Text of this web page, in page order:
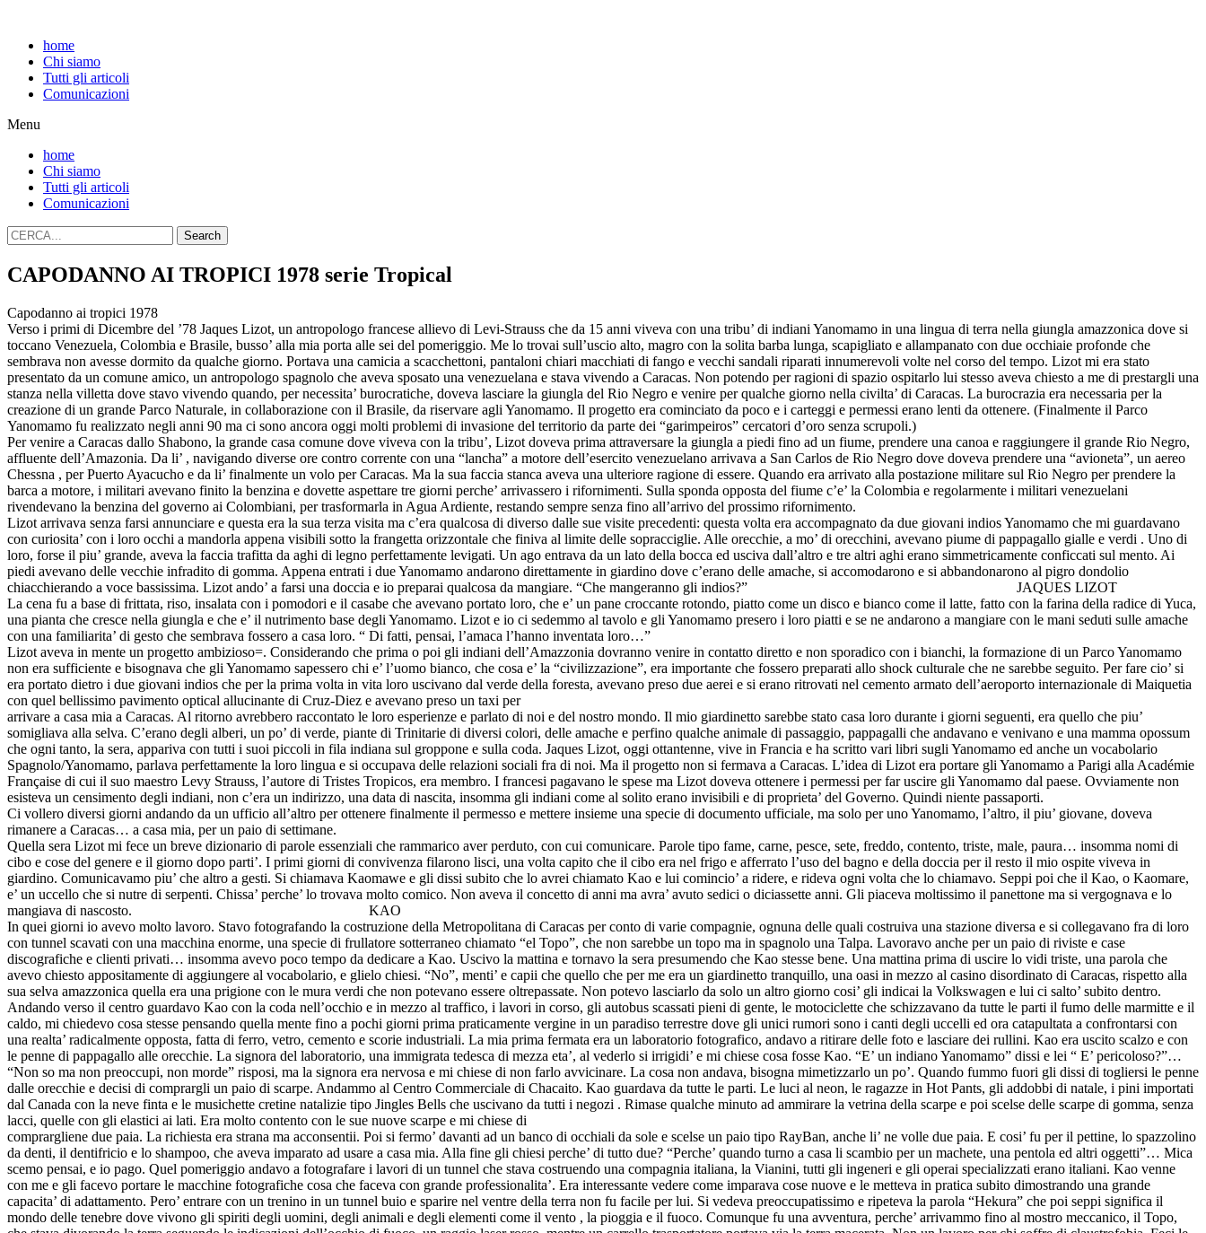
home
Chi siamo
Tutti gli articoli
Comunicazioni
Menu
home
Chi siamo
Tutti gli articoli
Comunicazioni
Search
CAPODANNO AI TROPICI 1978 serie Tropical
Capodanno ai tropici 1978
Verso i primi di Dicembre del ’78 Jaques Lizot, un antropologo francese allievo di Levi-Strauss che da 15 anni viveva con una tribu’ di indiani Yanomamo in una lingua di terra nella giungla amazzonica dove si
toccano Venezuela, Colombia e Brasile, busso’ alla mia porta alle sei del pomeriggio. Me lo trovai sull’uscio alto, magro con la solita barba lunga, scapigliato e allampanato con due occhiaie profonde che
sembrava non avesse dormito da qualche giorno. Portava una camicia a scacchettoni, pantaloni chiari macchiati di fango e vecchi sandali riparati innumerevoli volte nel corso del tempo. Lizot mi era stato
presentato da un comune amico, un antropologo spagnolo che aveva sposato una venezuelana e stava vivendo a Caracas. Non potendo per ragioni di spazio ospitarlo lui stesso aveva chiesto a me di prestargli una
stanza nella villetta dove stavo vivendo quando, per necessita’ burocratiche, doveva lasciare la giungla del Rio Negro e venire per qualche giorno nella civilta’ di Caracas. La burocrazia era necessaria per la
creazione di un grande Parco Naturale, in collaborazione con il Brasile, da riservare agli Yanomamo. Il progetto era cominciato da poco e i carteggi e permessi erano lenti da ottenere. (Finalmente il Parco
Yanomamo fu realizzato negli anni 90 ma ci sono ancora oggi molti problemi di invasione del territorio da parte dei “garimpeiros” cercatori d’oro senza scrupoli.)
Per venire a Caracas dallo Shabono, la grande casa comune dove viveva con la tribu’, Lizot doveva prima attraversare la giungla a piedi fino ad un fiume, prendere una canoa e raggiungere il grande Rio Negro,
affluente dell’Amazonia. Da li’ , navigando diverse ore contro corrente con una “lancha” a motore dell’esercito venezuelano arrivava a San Carlos de Rio Negro dove doveva prendere una “avioneta”, un aereo
Chessna , per Puerto Ayacucho e da li’ finalmente un volo per Caracas. Ma la sua faccia stanca aveva una ulteriore ragione di essere. Quando era arrivato alla postazione militare sul Rio Negro per prendere la
barca a motore, i militari avevano finito la benzina e dovette aspettare tre giorni perche’ arrivassero i rifornimenti. Sulla sponda opposta del fiume c’e’ la Colombia e regolarmente i militari venezuelani
rivendevano la benzina del governo ai Colombiani, per trasformarla in Agua Ardiente, restando sempre senza fino all’arrivo del prossimo rifornimento.
Lizot arrivava senza farsi annunciare e questa era la sua terza visita ma c’era qualcosa di diverso dalle sue visite precedenti: questa volta era accompagnato da due giovani indios Yanomamo che mi guardavano
con curiosita’ con i loro occhi a mandorla appena visibili sotto la frangetta orizzontale che finiva al limite delle sopracciglie. Alle orecchie, a mo’ di orecchini, avevano piume di pappagallo gialle e verdi . Uno di
loro, forse il piu’ grande, aveva la faccia trafitta da aghi di legno perfettamente levigati. Un ago entrava da un lato della bocca ed usciva dall’altro e tre altri aghi erano simmetricamente conficcati sul mento. Ai
piedi avevano delle vecchie infradito di gomma. Appena entrati i due Yanomamo andarono direttamente in giardino dove c’erano delle amache, si accomodarono e si abbandonarono al pigro dondolio
chiacchierando a voce bassissima. Lizot ando’ a farsi una doccia e io preparai qualcosa da mangiare. “Che mangeranno gli indios?” JAQUES LIZOT
La cena fu a base di frittata, riso, insalata con i pomodori e il casabe che avevano portato loro, che e’ un pane croccante rotondo, piatto come un disco e bianco come il latte, fatto con la farina della radice di Yuca,
una pianta che cresce nella giungla e che e’ il nutrimento base degli Yanomamo. Lizot e io ci sedemmo al tavolo e gli Yanomamo presero i loro piatti e se ne andarono a mangiare con le mani seduti sulle amache
con una familiarita’ di gesto che sembrava fossero a casa loro. “ Di fatti, pensai, l’amaca l’hanno inventata loro…”
Lizot aveva in mente un progetto ambizioso=. Considerando che prima o poi gli indiani dell’Amazzonia dovranno venire in contatto diretto e non sporadico con i bianchi, la formazione di un Parco Yanomamo
non era sufficiente e bisognava che gli Yanomamo sapessero chi e’ l’uomo bianco, che cosa e’ la “civilizzazione”, era importante che fossero preparati allo shock culturale che ne sarebbe seguito. Per fare cio’ si
era portato dietro i due giovani indios che per la prima volta in vita loro uscivano dal verde della foresta, avevano preso due aerei e si erano ritrovati nel cemento armato dell’aeroporto internazionale di Maiquetia
con quel bellissimo pavimento optical allucinante di Cruz-Diez e avevano preso un taxi per
arrivare a casa mia a Caracas. Al ritorno avrebbero raccontato le loro esperienze e parlato di noi e del nostro mondo. Il mio giardinetto sarebbe stato casa loro durante i giorni seguenti, era quello che piu’
somigliava alla selva. C’erano degli alberi, un po’ di verde, piante di Trinitarie di diversi colori, delle amache e perfino qualche animale di passaggio, pappagalli che andavano e venivano e una mamma opossum
che ogni tanto, la sera, appariva con tutti i suoi piccoli in fila indiana sul groppone e sulla coda. Jaques Lizot, oggi ottantenne, vive in Francia e ha scritto vari libri sugli Yanomamo ed anche un vocabolario
Spagnolo/Yanomamo, parlava perfettamente la loro lingua e si occupava delle relazioni sociali fra di noi. Ma il progetto non si fermava a Caracas. L’idea di Lizot era portare gli Yanomamo a Parigi alla Académie
Française di cui il suo maestro Levy Strauss, l’autore di Tristes Tropicos, era membro. I francesi pagavano le spese ma Lizot doveva ottenere i permessi per far uscire gli Yanomamo dal paese. Ovviamente non
esisteva un censimento degli indiani, non c’era un indirizzo, una data di nascita, insomma gli indiani come al solito erano invisibili e di proprieta’ del Governo. Quindi niente passaporti.
Ci vollero diversi giorni andando da un ufficio all’altro per ottenere finalmente il permesso e mettere insieme una specie di documento ufficiale, ma solo per uno Yanomamo, l’altro, il piu’ giovane, doveva
rimanere a Caracas… a casa mia, per un paio di settimane.
Quella sera Lizot mi fece un breve dizionario di parole essenziali che rammarico aver perduto, con cui comunicare. Parole tipo fame, carne, pesce, sete, freddo, contento, triste, male, paura… insomma nomi di
cibo e cose del genere e il giorno dopo parti’. I primi giorni di convivenza filarono lisci, una volta capito che il cibo era nel frigo e afferrato l’uso del bagno e della doccia per il resto il mio ospite viveva in
giardino. Comunicavamo piu’ che altro a gesti. Si chiamava Kaomawe e gli dissi subito che lo avrei chiamato Kao e lui comincio’ a ridere, e rideva ogni volta che lo chiamavo. Seppi poi che il Kao, o Kaomare,
e’ un uccello che si nutre di serpenti. Chissa’ perche’ lo trovava molto comico. Non aveva il concetto di anni ma avra’ avuto sedici o diciassette anni. Gli piaceva moltissimo il panettone ma si vergognava e lo
mangiava di nascosto. KAO
In quei giorni io avevo molto lavoro. Stavo fotografando la costruzione della Metropolitana di Caracas per conto di varie compagnie, ognuna delle quali costruiva una stazione diversa e si collegavano fra di loro
con tunnel scavati con una macchina enorme, una specie di frullatore sotterraneo chiamato “el Topo”, che non sarebbe un topo ma in spagnolo una Talpa. Lavoravo anche per un paio di riviste e case
discografiche e clienti privati… insomma avevo poco tempo da dedicare a Kao. Uscivo la mattina e tornavo la sera presumendo che Kao stesse bene. Una mattina prima di uscire lo vidi triste, una parola che
avevo chiesto appositamente di aggiungere al vocabolario, e glielo chiesi. “No”, menti’ e capii che quello che per me era un giardinetto tranquillo, una oasi in mezzo al casino disordinato di Caracas, rispetto alla
sua selva amazzonica quella era una prigione con le mura verdi che non potevano essere oltrepassate. Non potevo lasciarlo da solo un altro giorno cosi’ gli indicai la Volkswagen e lui ci salto’ subito dentro.
Andando verso il centro guardavo Kao con la coda nell’occhio e in mezzo al traffico, i lavori in corso, gli autobus scassati pieni di gente, le motociclette che schizzavano da tutte le parti il fumo delle marmitte e il
caldo, mi chiedevo cosa stesse pensando quella mente fino a pochi giorni prima praticamente vergine in un paradiso terrestre dove gli unici rumori sono i canti degli uccelli ed ora catapultata a confrontarsi con
una realta’ radicalmente opposta, fatta di ferro, vetro, cemento e scorie industriali. La mia prima fermata era un laboratorio fotografico, andavo a ritirare delle foto e lasciare dei rullini. Kao era uscito scalzo e con
le penne di pappagallo alle orecchie. La signora del laboratorio, una immigrata tedesca di mezza eta’, al vederlo si irrigidi’ e mi chiese cosa fosse Kao. “E’ un indiano Yanomamo” dissi e lei “ E’ pericoloso?”…
“Non so ma non preoccupi, non morde” risposi, ma la signora era nervosa e mi chiese di non farlo avvicinare. La cosa non andava, bisogna mimetizzarlo un po’. Quando fummo fuori gli dissi di togliersi le penne
dalle orecchie e decisi di comprargli un paio di scarpe. Andammo al Centro Commerciale di Chacaito. Kao guardava da tutte le parti. Le luci al neon, le ragazze in Hot Pants, gli addobbi di natale, i pini importati
dal Canada con la neve finta e le musichette cretine natalizie tipo Jingles Bells che uscivano da tutti i negozi . Rimase qualche minuto ad ammirare la vetrina della scarpe e poi scelse delle scarpe di gomma, senza
lacci, quelle con gli elastici ai lati. Era molto contento con le sue nuove scarpe e mi chiese di
comprargliene due paia. La richiesta era strana ma acconsentii. Poi si fermo’ davanti ad un banco di occhiali da sole e scelse un paio tipo RayBan, anche li’ ne volle due paia. E cosi’ fu per il pettine, lo spazzolino
da denti, il dentifricio e lo shampoo, che aveva imparato ad usare a casa mia. Alla fine gli chiesi perche’ di tutto due? “Perche’ quando turno a casa li scambio per un machete, una pentola ed altri oggetti”… Mica
scemo pensai, e io pago. Quel pomeriggio andavo a fotografare i lavori di un tunnel che stava costruendo una compagnia italiana, la Vianini, tutti gli ingeneri e gli operai specializzati erano italiani. Kao venne
con me e gli facevo portare le macchine fotografiche cosa che faceva con grande professionalita’. Era interessante vedere come imparava cose nuove e le metteva in pratica subito dimostrando una grande
capacita’ di adattamento. Pero’ entrare con un trenino in un tunnel buio e sparire nel ventre della terra non fu facile per lui. Si vedeva preoccupatissimo e ripeteva la parola “Hekura” che poi seppi significa il
mondo delle tenebre dove vivono gli spiriti degli uomini, degli animali e degli elementi come il vento , la pioggia e il fuoco. Comunque fu una avventura, perche’ arrivammo fino al mostro meccanico, il Topo,